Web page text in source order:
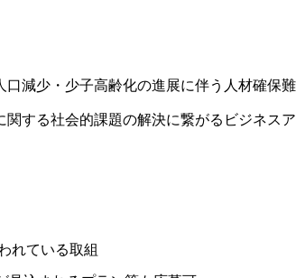
減少・少子高齢化の進展に伴う人材確保
する社会的課題の解決に繋がるビジネス
れている取組